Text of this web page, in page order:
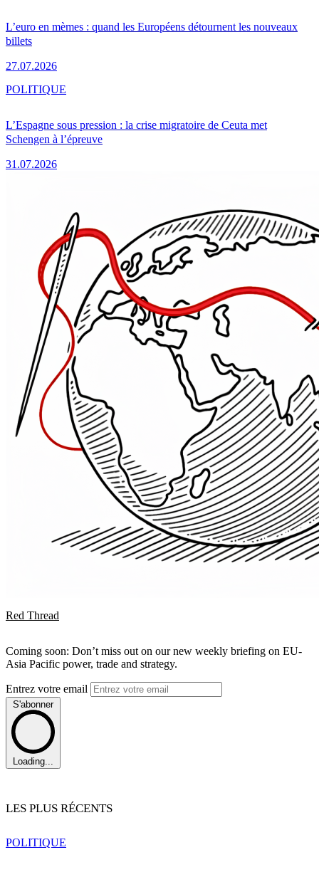
L’euro en mèmes : quand les Européens détournent les nouveaux
billets
27.07.2026
L’Espagne sous pression : la crise migratoire de Ceuta met
Schengen à l’épreuve
31.07.2026
POLITIQUE
Red Thread
Coming soon: Don’t miss out on our new weekly briefing on EU-
Asia Pacific power, trade and strategy.
Entrez votre email
S'abonner
Loading...
LES PLUS RÉCENTS
POLITIQUE